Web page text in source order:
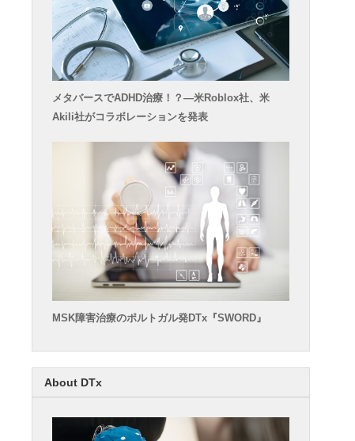
メタバースでADHD治療！？―米Roblox社、米
Akili社がコラボレーションを発表
MSK障害治療のポルトガル発DTx『SWORD』
About DTx